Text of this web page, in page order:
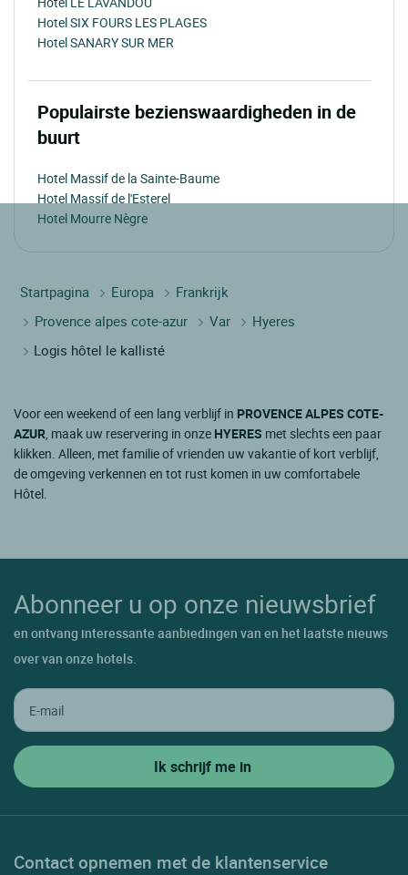
Hotel SIX FOURS LES PLAGES
Hotel SANARY SUR MER
Populairste bezienswaardigheden in de
buurt
Hotel Massif de la Sainte-Baume
Hotel Massif de l'Esterel
Hotel Mourre Nègre
Startpagina Europa
Frankrijk
Provence alpes cote-azur
Var
Hyeres
Logis hôtel le kallisté
Voor een weekend of een lang verblijf in PROVENCE ALPES COTE-
AZUR, maak uw reservering in onze HYERES met slechts een paar
klikken. Alleen, met familie of vrienden uw vakantie of kort verblijf,
de omgeving verkennen en tot rust komen in uw comfortabele
Hôtel.
Abonneer u op onze nieuwsbrief
en ontvang interessante aanbiedingen van en het laatste nieuws
over van onze hotels.
Contact opnemen met de klantenservice